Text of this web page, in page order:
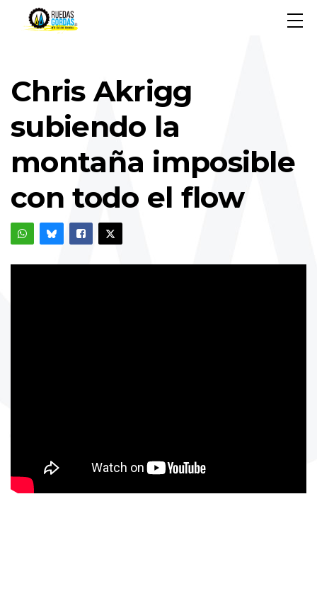
Chris Akrigg
subiendo la
montaña imposible
con todo el flow